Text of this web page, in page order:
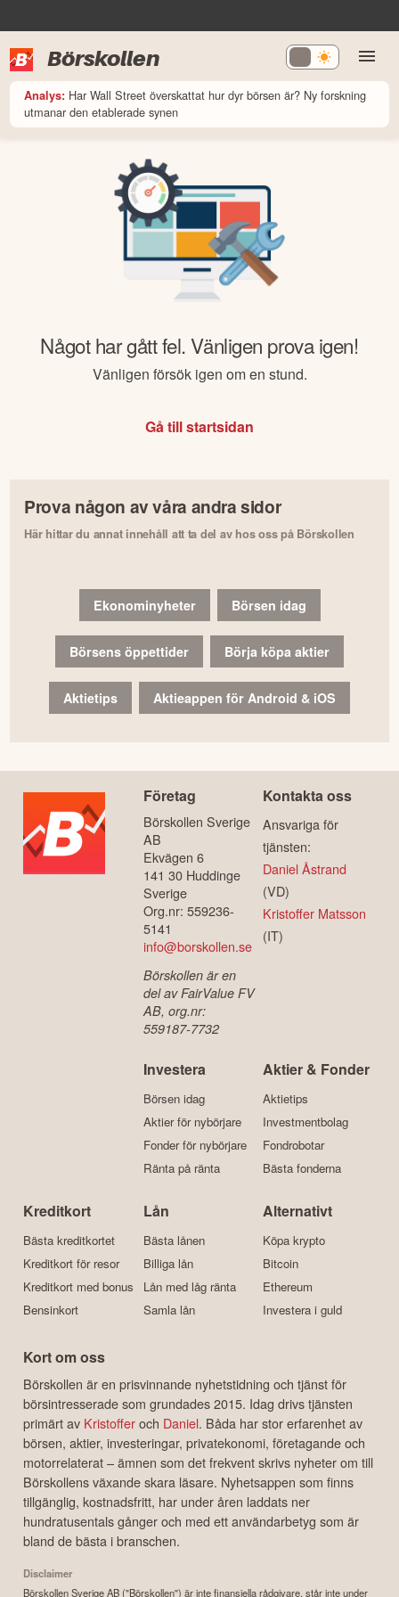
Börskollen
Analys: Har Wall Street överskattat hur dyr börsen är? Ny forskning
utmanar den etablerade synen
Något har gått fel. Vänligen prova igen!
Vänligen försök igen om en stund.
Gå till startsidan
Prova någon av våra andra sidor
Här hittar du annat innehåll att ta del av hos oss på Börskollen
Ekonominyheter Börsen idag
Börsens öppettider Börja köpa aktier
Aktietips Aktieappen för Android & iOS
Företag
Börskollen Sverige
AB
Ekvägen 6
141 30 Huddinge
Sverige
Org.nr: 559236-
5141
info@borskollen.se
Börskollen är en
del av FairValue FV
AB, org.nr:
559187-7732
Kontakta oss
Ansvariga för
tjänsten:
Daniel Åstrand
(VD)
Kristoffer Matsson
(IT)
Investera
Börsen idag
Aktier för nybörjare
Fonder för nybörjare
Ränta på ränta
Aktier & Fonder
Aktietips
Investmentbolag
Fondrobotar
Bästa fonderna
Kreditkort
Bästa kreditkortet
Kreditkort för resor
Kreditkort med bonus
Bensinkort
Lån
Bästa lånen
Billiga lån
Lån med låg ränta
Samla lån
Alternativt
Köpa krypto
Bitcoin
Ethereum
Investera i guld
Kort om oss
Börskollen är en prisvinnande nyhetstidning och tjänst för
börsintresserade som grundades 2015. Idag drivs tjänsten
primärt av Kristofferoch Daniel. Båda har stor erfarenhet av
börsen, aktier, investeringar, privatekonomi, företagande och
motorrelaterat – ämnen som det frekvent skrivs nyheter om till
Börskollens växande skara läsare. Nyhetsappen som finns
tillgänglig, kostnadsfritt, har under åren laddats ner
hundratusentals gånger och med ett användarbetyg som är
bland de bästa i branschen.
Disclaimer
Börskollen Sverige AB ("Börskollen") är inte finansiella rådgivare, står inte under